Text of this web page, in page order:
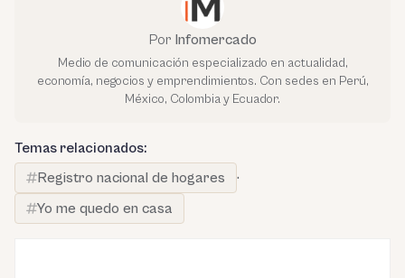
Por Infomercado
Medio de comunicación especializado en actualidad,
economía, negocios y emprendimientos. Con sedes en Perú,
México, Colombia y Ecuador.
Temas relacionados:
Registro nacional de hogares
·
Yo me quedo en casa